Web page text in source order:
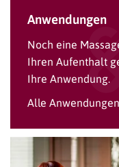
Anwendungen
Noch eine
Ihren Aufenthalt
Ihre Anwendung.
Alle Anwendungen